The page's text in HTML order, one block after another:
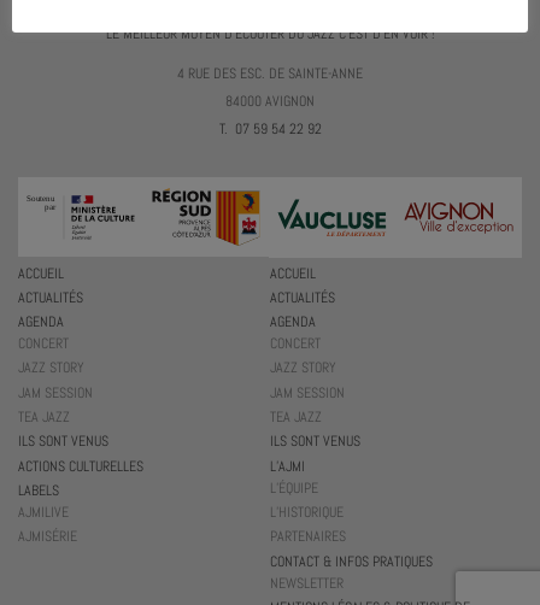
LE MEILLEUR MOYEN D'ÉCOUTER DU JAZZ C'EST D'EN VOIR !
4 RUE DES ESC. DE SAINTE-ANNE
84000 AVIGNON
T. 07 59 54 22 92
ACCUEIL
ACTUALITÉS
AGENDA
CONCERT
JAZZ STORY
JAM SESSION
TEA JAZZ
ILS SONT VENUS
ACCUEIL
ACTUALITÉS
AGENDA
CONCERT
JAZZ STORY
JAM SESSION
TEA JAZZ
ILS SONT VENUS
ACTIONS CULTURELLES
LABELS
AJMILIVE
AJMISÉRIE
L’AJMI
L’ÉQUIPE
L’HISTORIQUE
PARTENAIRES
CONTACT & INFOS PRATIQUES
NEWSLETTER